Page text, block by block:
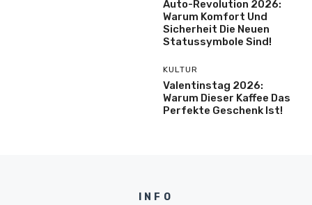
Auto-Revolution 2026:
Warum Komfort Und
Sicherheit Die Neuen
Statussymbole Sind!
KULTUR
Valentinstag 2026:
Warum Dieser Kaffee Das
Perfekte Geschenk Ist!
INFO